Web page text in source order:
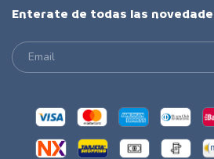
Enterate de todas las